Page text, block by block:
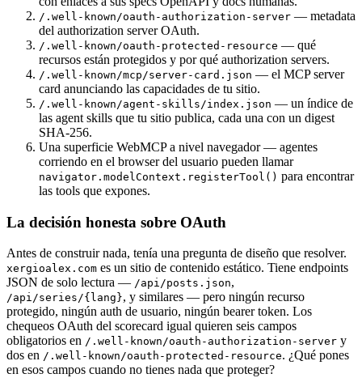
/.well-known/oauth-authorization-server — metadata
del authorization server OAuth.
/.well-known/oauth-protected-resource — qué
recursos están protegidos y por qué authorization servers.
/.well-known/mcp/server-card.json — el MCP server
card anunciando las capacidades de tu sitio.
/.well-known/agent-skills/index.json — un índice de
las agent skills que tu sitio publica, cada una con un digest
SHA-256.
Una superficie WebMCP a nivel navegador — agentes
corriendo en el browser del usuario pueden llamar
navigator.modelContext.registerTool() para encontrar
las tools que expones.
La decisión honesta sobre OAuth
Antes de construir nada, tenía una pregunta de diseño que resolver.
xergioalex.com es un sitio de contenido estático. Tiene endpoints
JSON de solo lectura — /api/posts.json,
/api/series/{lang}, y similares — pero ningún recurso
protegido, ningún auth de usuario, ningún bearer token. Los
chequeos OAuth del scorecard igual quieren seis campos
obligatorios en /.well-known/oauth-authorization-server y
dos en /.well-known/oauth-protected-resource. ¿Qué pones
en esos campos cuando no tienes nada que proteger?